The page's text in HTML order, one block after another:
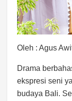
Oleh : Agus
Drama
ekspresi seni
budaya Bali.